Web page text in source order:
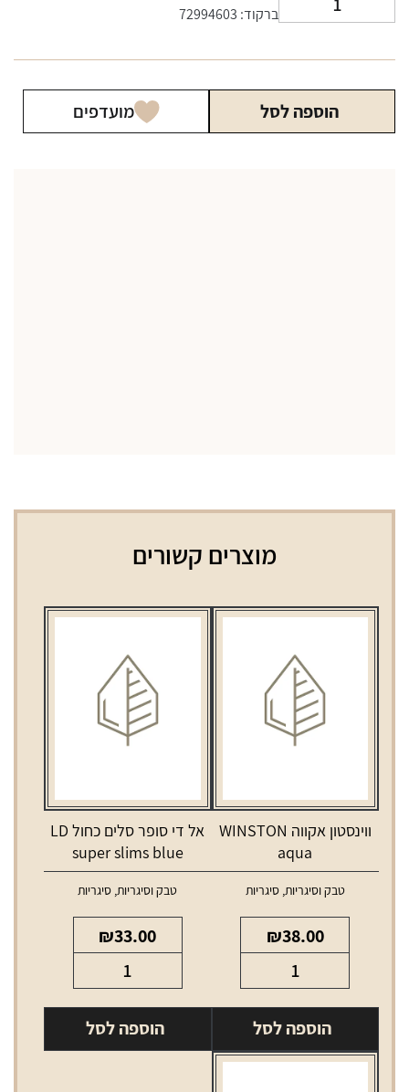
של
ברקוד: 72994603
הוספה לסל מועדפים
מוצרים קשורים
ווינסטון אקווה WINSTON
aqua
טבק וסיגריות,סיגריות
₪38.00
של
ווינסטון
אקווה
WINSTON
הוספה לסל
אל די סופר סלים כחול LD
super slims blue
טבק וסיגריות, סיגריות
₪33.00
של
אל
הוספה לסל